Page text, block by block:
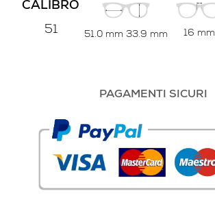
CALIBRO
51 51.0 mm33.9 mm 16 mm
PAGAMENTI SICURI